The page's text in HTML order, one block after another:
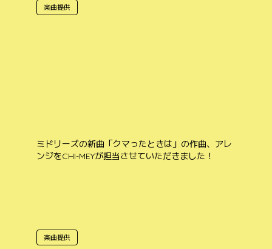
楽曲提供
ミドリーズの新曲「クマったときは」の作曲、アレ
ンジをCHI-MEYが担当させていただきました！
楽曲提供